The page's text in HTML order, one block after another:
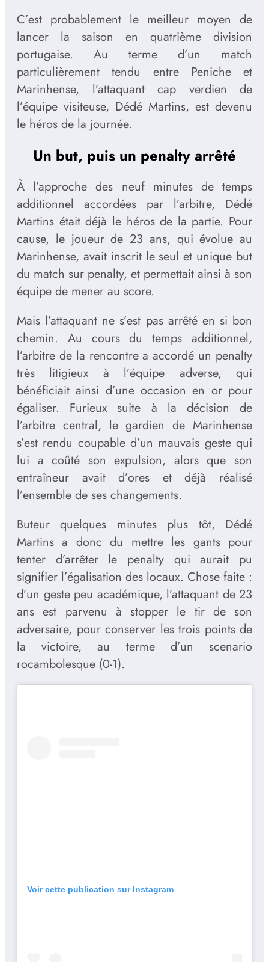
C’est probablement le meilleur moyen de
lancer la saison en quatrième division
portugaise. Au terme d’un match
particulièrement tendu entre Peniche et
Marinhense, l’attaquant cap verdien de
l’équipe visiteuse, Dédé Martins, est devenu
le héros de la journée.
Un but, puis un penalty arrêté
À l’approche des neuf minutes de temps
additionnel accordées par l’arbitre, Dédé
Martins était déjà le héros de la partie. Pour
cause, le joueur de 23 ans, qui évolue au
Marinhense, avait inscrit le seul et unique but
du match sur penalty, et permettait ainsi à son
équipe de mener au score.
Mais l’attaquant ne s’est pas arrêté en si bon
chemin. Au cours du temps additionnel,
l’arbitre de la rencontre a accordé un penalty
très litigieux à l’équipe adverse, qui
bénéficiait ainsi d’une occasion en or pour
égaliser. Furieux suite à la décision de
l’arbitre central, le gardien de Marinhense
s’est rendu coupable d’un mauvais geste qui
lui a coûté son expulsion, alors que son
entraîneur avait d’ores et déjà réalisé
l’ensemble de ses changements.
Buteur quelques minutes plus tôt, Dédé
Martins a donc du mettre les gants pour
tenter d’arrêter le penalty qui aurait pu
signifier l’égalisation des locaux. Chose faite :
d’un geste peu académique, l’attaquant de 23
ans est parvenu à stopper le tir de son
adversaire, pour conserver les trois points de
la victoire, au terme d’un scenario
rocambolesque (0-1).
Voir cette publication sur Instagram